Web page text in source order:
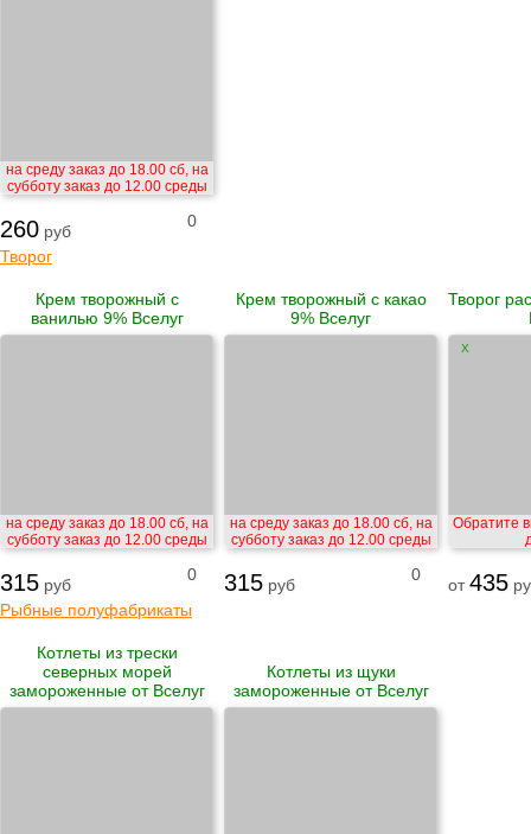
на среду заказ до 18.00 сб, на
субботу заказ до 12.00 среды
260 руб
0
Творог
Крем творожный с
ванилью 9% Вселуг
на среду заказ до 18.00 сб, на
субботу заказ до 12.00 среды
315 руб
0
Крем творожный с какао
9% Вселуг
на среду заказ до 18.00 сб, на
субботу заказ до 12.00 среды
315 руб
0
Творог
X
Обратите
от435
Рыбные полуфабрикаты
Котлеты из трески
северных морей
замороженные от Вселуг
Котлеты из щуки
замороженные от Вселуг